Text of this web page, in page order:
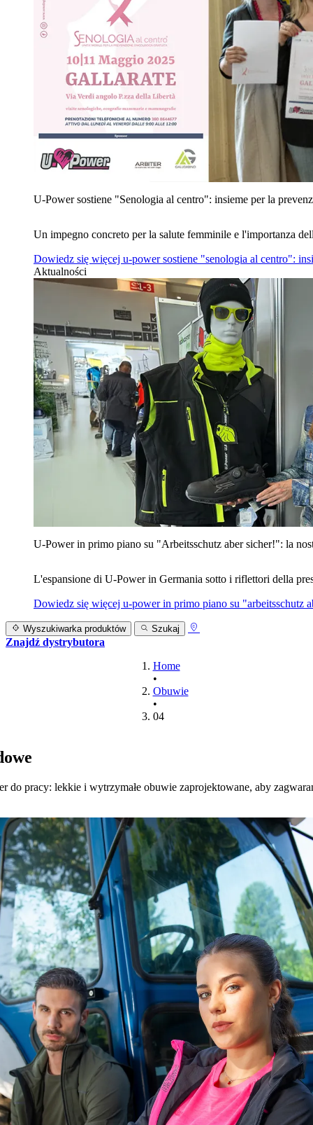
U‑Power sostiene "Senologia al centro": insieme per la
Un impegno concreto per la salute femminile e l'importanza
Dowiedz się więcej u‑power sostiene "senologia al centro":
Aktualności
U‑Power in primo piano su "Arbeitsschutz aber sicher!": la
L'espansione di U‑Power in Germania sotto i riflettori della
Dowiedz się więcej u‑power in primo piano su "arbeitsschutz
Wyszukiwarka produktów Szukaj
Znajdź dystrybutora
Home
•
Obuwie
•
04
do pracy: lekkie i wytrzymałe obuwie zaprojektowane, aby